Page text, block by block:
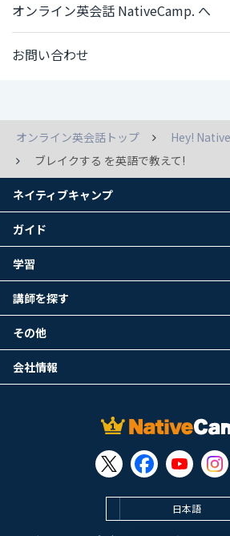
オンライン英会話 NativeCamp. へ
お問い合わせ
オンライン英会話トップ
Hey!
ブレイクする を英語で教えて!
日本語
ネイティブキャンプ
ガイド
学習
講師を探す
その他
会社情報